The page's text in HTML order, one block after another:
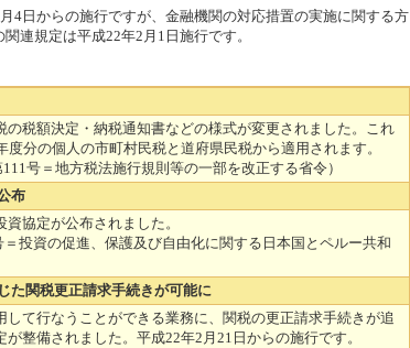
4日からの施行ですが、金融機関の対応措置の実施に関する方
連規定は平成22年2月1日施行です。
税額決定・納税通知書などの様式が変更されました。これ
度分の個人の市町村民税と道府県民税から適用されます。
111号＝地方税法施行規則等の一部を改正する省令）
布
協定が公布されました。
＝投資の促進、保護及び自由化に関する日本国とペルー共和
た関税更正請求手続きが可能に
て行なうことができる業務に、関税の更正請求手続きが追
整備されました。平成22年2月21日からの施行です。